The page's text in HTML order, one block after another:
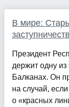
В мире:
Президент
держит одну
Балканах. Он
на случай,
о «красных